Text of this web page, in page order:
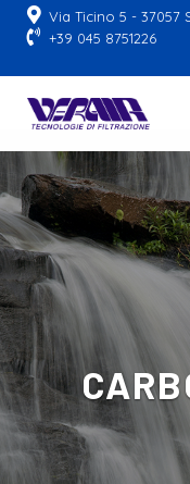
Via Ticino 5 - 37057
+39 045 8751226